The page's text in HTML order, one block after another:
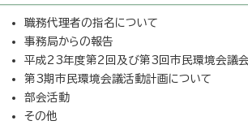
職務代理者の指名について
事務局からの報告
平成23年度第2回及び第3回市民環境会議会
第3期市民環境会議活動計画について
部会活動
その他